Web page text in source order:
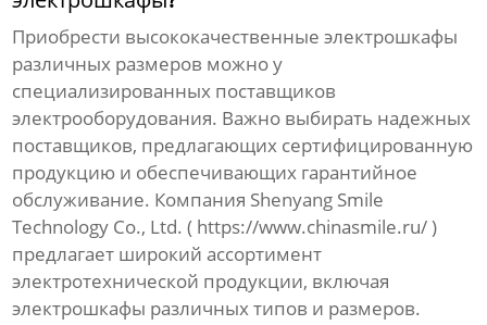
Приобрести высококачественные электрошкафы
различных размеров можно у
специализированных поставщиков
электрооборудования. Важно выбирать надежных
поставщиков, предлагающих сертифицированную
продукцию и обеспечивающих гарантийное
обслуживание. Компания Shenyang Smile
Technology Co., Ltd. ( https://www.chinasmile.ru/)
предлагает широкий ассортимент
электротехнической продукции, включая
электрошкафы различных типов и размеров.